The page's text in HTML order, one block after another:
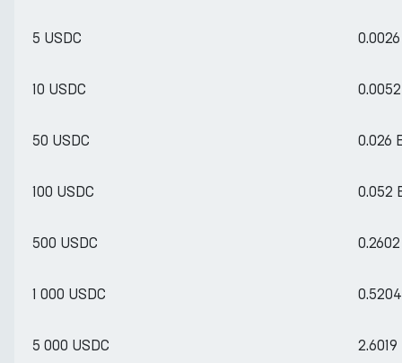
5 USDC
10 USDC
50 USDC 0.026
100 USDC 0.052
500 USDC
1 000 USDC
5 000 USDC